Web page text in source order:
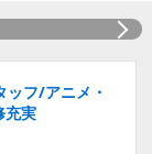
ッフ/アニメ・
充実